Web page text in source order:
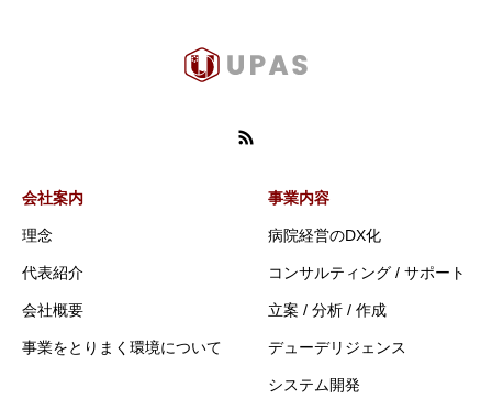
会社案内
理念
代表紹介
会社概要
事業をとりまく環境について
事業内容
病院経営のDX化
コンサルティング / サポート
立案 / 分析 / 作成
デューデリジェンス
システム開発